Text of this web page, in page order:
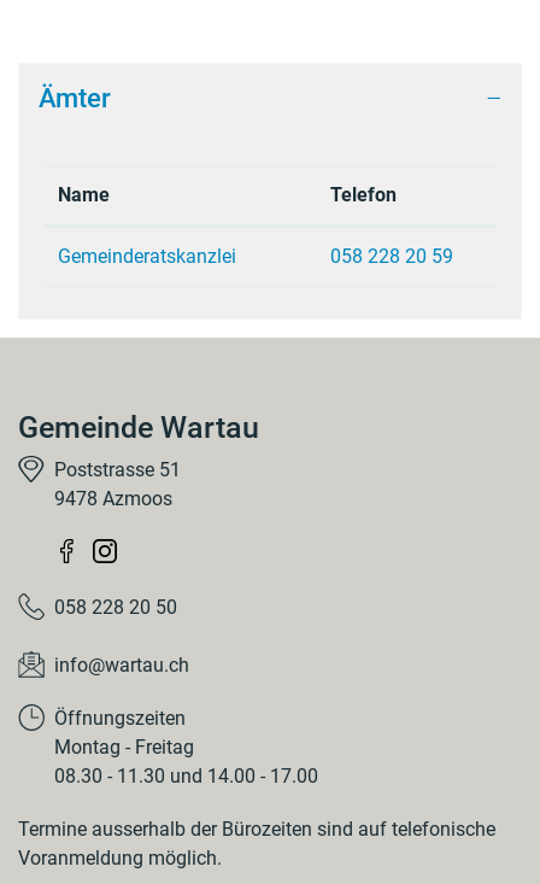
Ämter
Name Telefon
Gemeinderatskanzlei 058 228 20 59
Gemeinde Wartau
Poststrasse 51
9478 Azmoos
058 228 20 50
info@wartau.ch
Öffnungszeiten
Montag - Freitag
08.30 - 11.30 und 14.00 - 17.00
Termine ausserhalb der Bürozeiten sind auf telefonische
Voranmeldung möglich.